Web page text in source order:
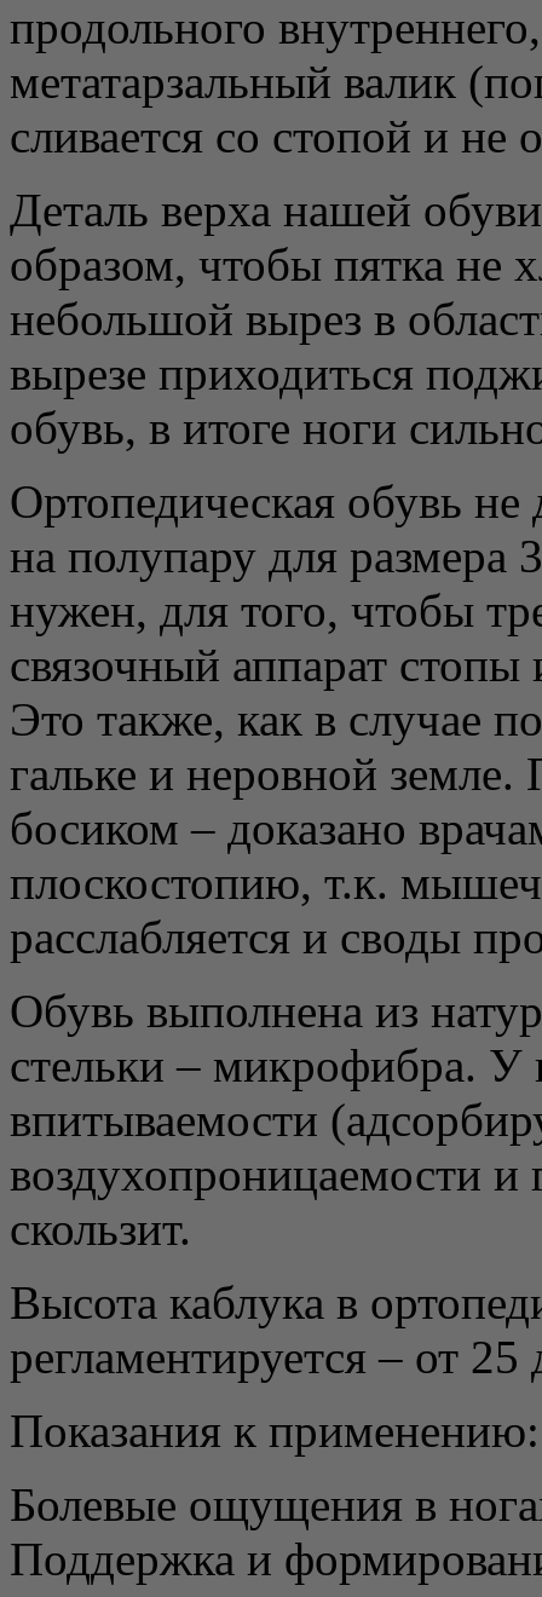
продольного
метатарзальный валик
сливается со стопой и
Деталь верха нашей
образом, чтобы пятка не
небольшой вырез в
вырезе приходиться
обувь, в итоге ноги
Ортопедическая обувь
на полупару для
нужен, для того, чтобы
связочный аппарат
Это также, как в случае
гальке и неровной
босиком – доказано
плоскостопию, т.к.
расслабляется и своды
Обувь выполнена из
стельки – микрофибра. У
впитываемости
воздухопроницаемости и
скользит.
Высота каблука в
регламентируется – от
Показания к применению:
Болевые ощущения в
Поддержка и